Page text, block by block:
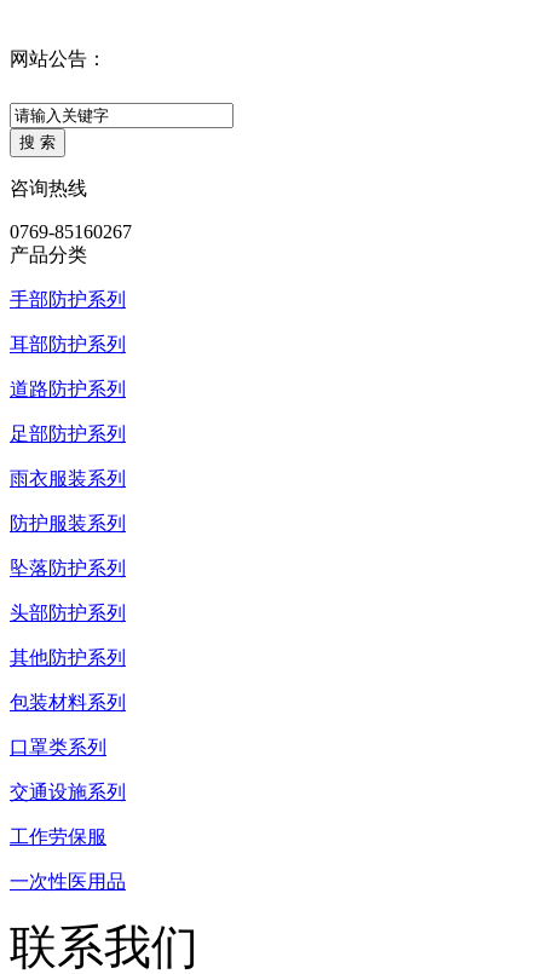
网站公告：
咨询热线
0769-85160267
产品分类
手部防护系列
耳部防护系列
道路防护系列
足部防护系列
雨衣服装系列
防护服装系列
坠落防护系列
头部防护系列
其他防护系列
包装材料系列
口罩类系列
交通设施系列
工作劳保服
一次性医用品
联系我们